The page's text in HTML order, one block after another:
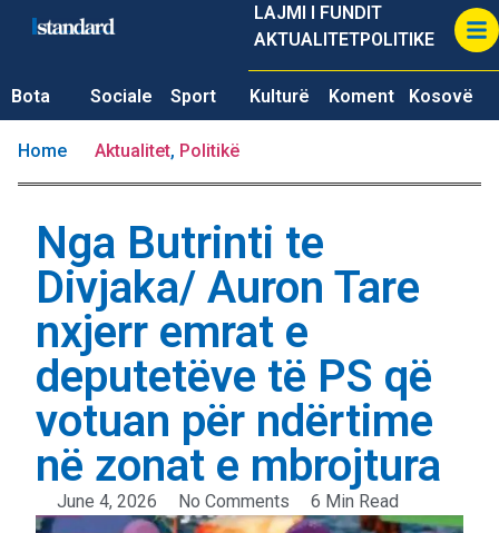
LAJMI I FUNDIT
AKTUALITETPOLITIKE
Bota Sociale Sport Kulturë Koment Kosovë
Home Aktualitet, Politikë
Nga Butrinti te
Divjaka/ Auron Tare
nxjerr emrat e
deputetëve të PS që
votuan për ndërtime
në zonat e mbrojtura
June 4, 2026 No Comments 6 Min Read